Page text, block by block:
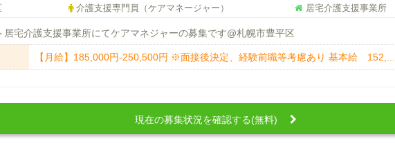
介護支援専門員（ケアマネージャー） 居宅介護支援事業所
居宅介護支援事業所にてケアマネジャーの募集です@札幌市豊平区
【月給】185,000円-250,500円 ※面接後決定、経験前職等考慮あり 基本給 152,...
現在の募集状況を確認する(無料)